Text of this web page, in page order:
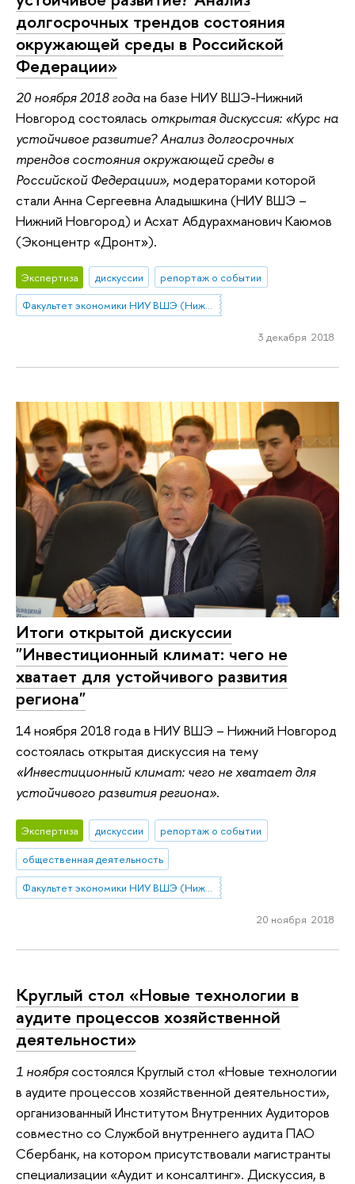
долгосрочных трендов состояния
окружающей среды в Российской
Федерации»
20 ноября 2018 годана базе НИУ ВШЭ-Нижний
Новгород состоялась открытая дискуссия: «Курс на
устойчивое развитие? Анализ долгосрочных
трендов состояния окружающей среды в
Российской Федерации», модераторами которой
стали Анна Сергеевна Аладышкина (НИУ ВШЭ –
Нижний Новгород) и Асхат Абдурахманович Каюмов
(Эконцентр «Дронт»).
Экспертиза дискуссии
репортаж о событии
Факультет экономики НИУ ВШЭ (Нижний Новгород)
3 декабря 2018
Итоги открытой дискуссии
"Инвестиционный климат: чего не
хватает для устойчивого развития
региона"
14 ноября 2018 года в НИУ ВШЭ – Нижний Новгород
состоялась открытая дискуссия на тему
«Инвестиционный климат: чего не хватает для
устойчивого развития региона».
Экспертиза дискуссии
репортаж о событии
общественная деятельность
Факультет экономики НИУ ВШЭ (Нижний Новгород)
20 ноября 2018
Круглый стол «Новые технологии в
аудите процессов хозяйственной
деятельности»
1 ноябрясостоялся Круглый стол «Новые технологии
в аудите процессов хозяйственной деятельности»,
организованный Институтом Внутренних Аудиторов
совместно со Службой внутреннего аудита ПАО
Сбербанк, на котором присутствовали магистранты
специализации «Аудит и консалтинг». Дискуссия, в